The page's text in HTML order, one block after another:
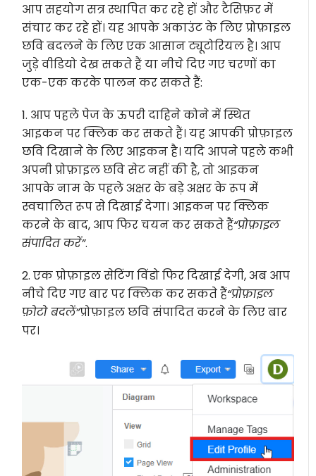
आप सहयोग सत्र स्थापित कर रहे हों और टैसिफ़र में
संचार कर रहे हों। यह आपके अकाउंट के लिए प्रोफ़ाइल
छवि बदलने के लिए एक आसान ट्यूटोरियल है। आप
जुड़े वीडियो देख सकते हैं या नीचे दिए गए चरणों का
एक-एक करके पालन कर सकते हैं:
1. आप पहले पेज के ऊपरी दाहिने कोने में स्थित
आइकन पर क्लिक कर सकते हैं। यह आपकी प्रोफ़ाइल
छवि दिखाने के लिए आइकन है। यदि आपने पहले कभी
अपनी प्रोफ़ाइल छवि सेट नहीं की है, तो आइकन
आपके नाम के पहले अक्षर के बड़े अक्षर के रूप में
स्वचालित रूप से दिखाई देगा। आइकन पर क्लिक
करने के बाद, आप फिर चयन कर सकते हैं“प्रोफ़ाइल
संपादित करें”.
2. एक प्रोफ़ाइल सेटिंग विंडो फिर दिखाई देगी, अब आप
नीचे दिए गए बार पर क्लिक कर सकते हैं“प्रोफ़ाइल
फ़ोटो बदलें”प्रोफ़ाइल छवि संपादित करने के लिए बार
पर।